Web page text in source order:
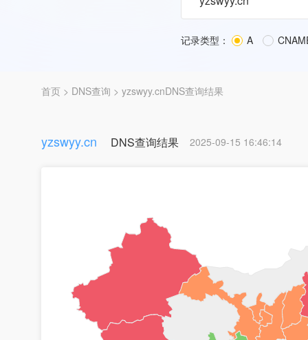
记录类型： A
首页 > DNS查询 > yzswyy.cnDNS查询结果
yzswyy.cn DNS查询结果 2025-09-15 16:46:14